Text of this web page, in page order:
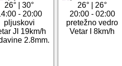
26° |30°
- 20:00
pljuskovi
JI 19km/h
2.8mm.
26°
26°
20:00 - 02:00
pretežno vedro
Vetar I 8km/h